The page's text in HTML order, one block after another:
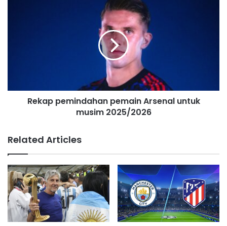
Rekap pemindahan pemain Arsenal untuk
musim 2025/2026
Related Articles